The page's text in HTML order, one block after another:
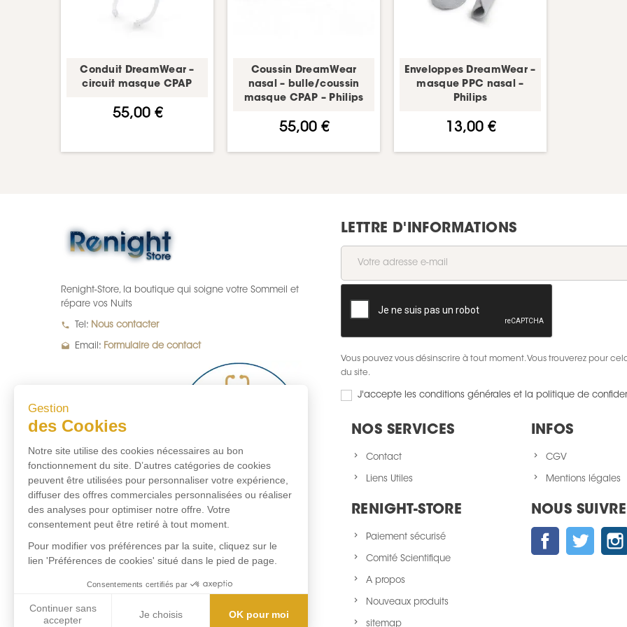
Gestion
des Cookies
Notre site utilise des cookies nécessaires au bon
fonctionnement du site. D’autres catégories de cookies
peuvent être utilisées pour personnaliser votre expérience,
diffuser des offres commerciales personnalisées ou réaliser
des analyses pour optimiser notre offre. Votre
consentement peut être retiré à tout moment.
Pour modifier vos préférences par la suite, cliquez sur le
lien 'Préférences de cookies' situé dans le pied de page.
Consentements certifiés par
Continuer sans
accepter
Je choisis OK pour moi
Conduit DreamWear –
circuit masque CPAP
55,00 €
Coussin DreamWear
nasal – bulle/coussin
masque CPAP – Philips
55,00 €
Enveloppes DreamWear –
masque PPC nasal –
Philips
13,00 €
Renight-Store, la boutique qui soigne votre Sommeil et
répare vos Nuits
local_phone Tel: Nous contacter
drafts Email: Formulaire de contact
LETTRE D'INFORMATIONS
Vous pouvez vous désinscrire à tout moment. Vous trouverez pour
du site.
J'accepte les conditions générales et la politique de
NOS SERVICES
Contact
Liens Utiles
INFOS
CGV
Mentions légales
RENIGHT-STORE
Paiement sécurisé
Comité Scientifique
A propos
Nouveaux produits
sitemap
NOUS SUIVRE
FacebookTwitter